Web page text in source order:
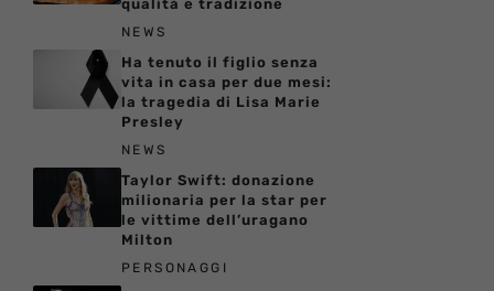
qualità e tradizione
NEWS
Ha tenuto il figlio senza
vita in casa per due mesi:
la tragedia di Lisa Marie
Presley
NEWS
Taylor Swift: donazione
milionaria per la star per
le vittime dell’uragano
Milton
PERSONAGGI